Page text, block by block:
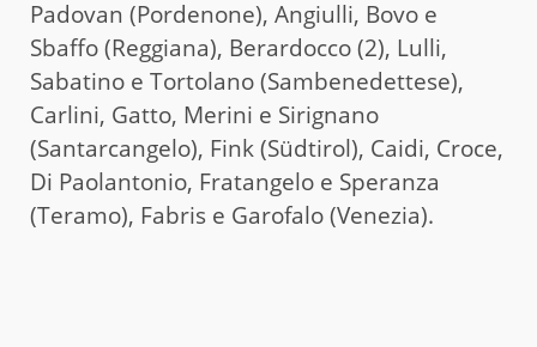
Padovan (Pordenone), Angiulli, Bovo e
Sbaffo (Reggiana), Berardocco (2), Lulli,
Sabatino e Tortolano (Sambenedettese),
Carlini, Gatto, Merini e Sirignano
(Santarcangelo), Fink (Südtirol), Caidi, Croce,
Di Paolantonio, Fratangelo e Speranza
(Teramo), Fabris e Garofalo (Venezia).